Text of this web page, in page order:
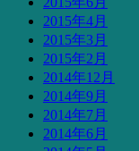
2015年4月
2015年3月
2015年2月
2014年12月
2014年9月
2014年7月
2014年6月